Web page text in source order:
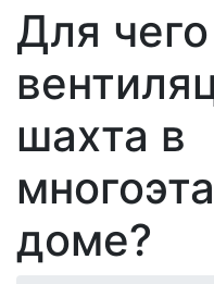
Для
шахта в
доме?